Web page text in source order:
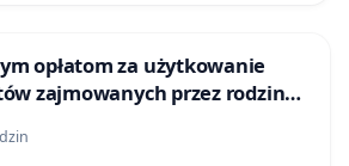
opłatom za użytkowanie
zajmowanych przez rodzinne